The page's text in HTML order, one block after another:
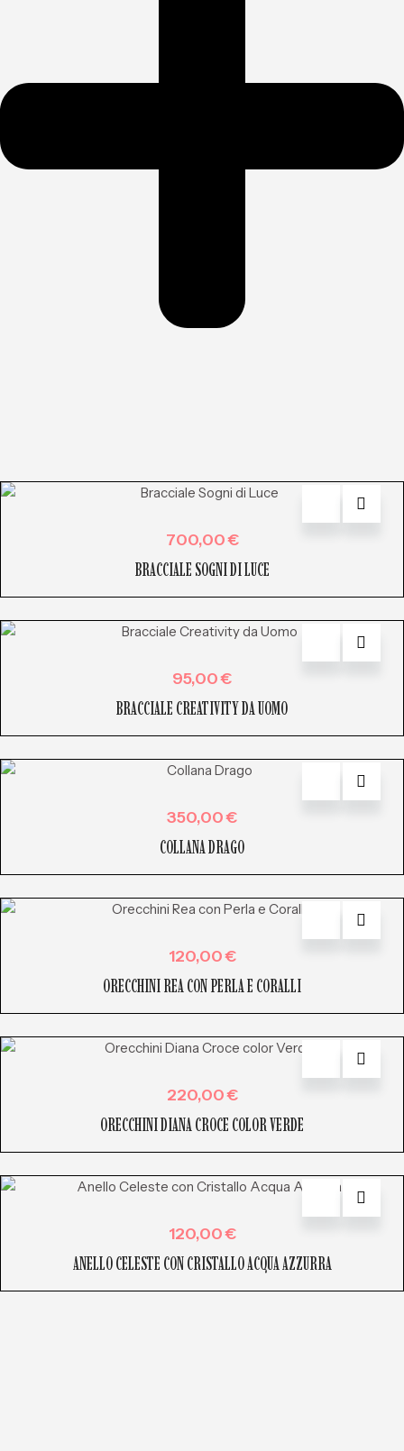
700,00€
BRACCIALE SOGNI DI LUCE
95,00€
BRACCIALE CREATIVITY DA UOMO
350,00€
COLLANA DRAGO
120,00€
ORECCHINI REA CON PERLA E CORALLI
220,00€
ORECCHINI DIANA CROCE COLOR VERDE
120,00€
ANELLO CELESTE CON CRISTALLO ACQUA AZZURRA